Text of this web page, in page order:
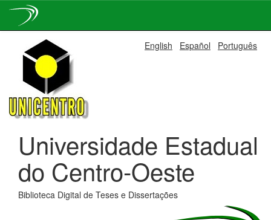
navigation
English Español Português
Universidade Estadual
do Centro-Oeste
Biblioteca Digital de Teses e Dissertações